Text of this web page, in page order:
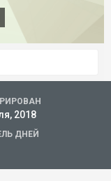
2018
ДНЕЙ